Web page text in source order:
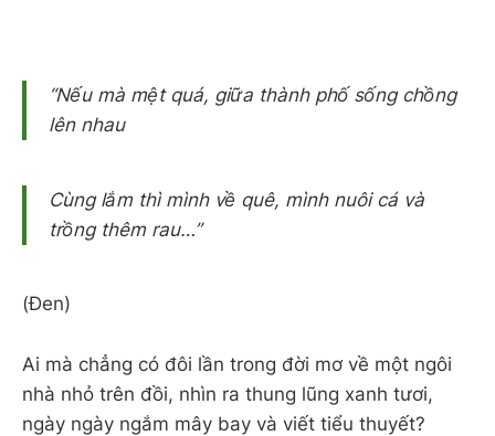
“Nếu mà mệt quá, giữa thành phố sống chồng
lên nhau
Cùng lắm thì mình về quê, mình nuôi cá và
trồng thêm rau…”
(Đen)
Ai mà chẳng có đôi lần trong đời mơ về một ngôi
nhà nhỏ trên đồi, nhìn ra thung lũng xanh tươi,
ngày ngày ngắm mây bay và viết tiểu thuyết?